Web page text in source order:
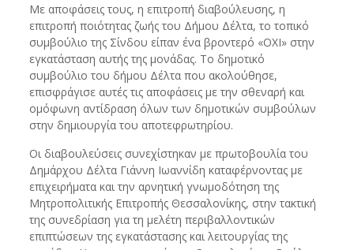
Με αποφάσεις τους, η επιτροπή διαβούλευσης, η
επιτροπή ποιότητας ζωής του Δήμου Δέλτα, το τοπικό
συμβούλιο της Σίνδου είπαν ένα βροντερό «ΟΧΙ» στην
εγκατάσταση αυτής της μονάδας. Το δημοτικό
συμβούλιο του δήμου Δέλτα που ακολούθησε,
επισφράγισε αυτές τις αποφάσεις με την σθεναρή και
ομόφωνη αντίδραση όλων των δημοτικών συμβούλων
στην δημιουργία του αποτεφρωτηρίου.
Οι διαβουλεύσεις συνεχίστηκαν με πρωτοβουλία του
Δημάρχου Δέλτα Γιάννη Ιωαννίδη καταφέρνοντας με
επιχειρήματα και την αρνητική γνωμοδότηση της
Μητροπολιτικής Επιτροπής Θεσσαλονίκης, στην τακτική
της συνεδρίαση για τη μελέτη περιβαλλοντικών
επιπτώσεων της εγκατάστασης και λειτουργίας της